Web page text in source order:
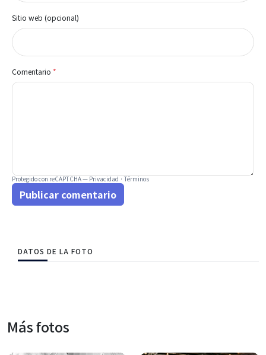
Sitio web (opcional)
Comentario *
Protegido con reCAPTCHA —Privacidad·Términos
Publicar comentario
DATOS DE LA FOTO
Más fotos